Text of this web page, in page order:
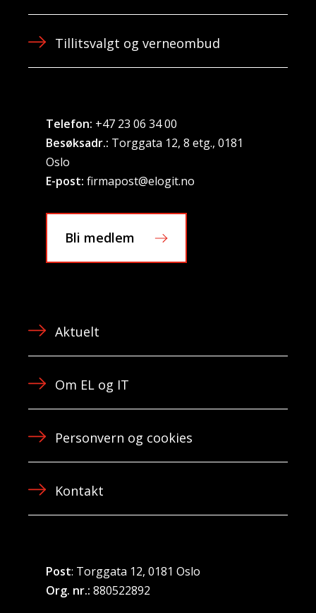
Tillitsvalgt og verneombud
Telefon: +47 23 06 34 00
Besøksadr.: Torggata 12, 8 etg., 0181
Oslo
E-post: firmapost@elogit.no
Bli medlem
Aktuelt
Om EL og IT
Personvern og cookies
Kontakt
Post: Torggata 12, 0181 Oslo
Org. nr.: 880522892